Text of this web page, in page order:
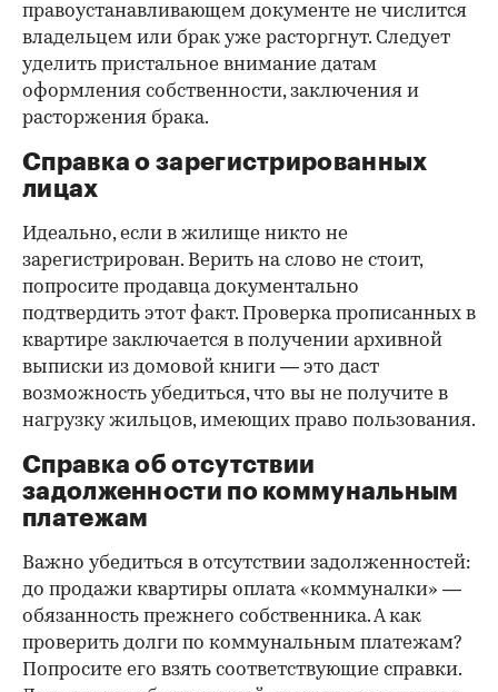
правоустанавливающем документе не числится
владельцем или брак уже расторгнут. Следует
уделить пристальное внимание датам
оформления собственности, заключения и
расторжения брака.
Справка о зарегистрированных
лицах
Идеально, если в жилище никто не
зарегистрирован. Верить на слово не стоит,
попросите продавца документально
подтвердить этот факт. Проверка прописанных в
квартире заключается в получении архивной
выписки из домовой книги — это даст
возможность убедиться, что вы не получите в
нагрузку жильцов, имеющих право пользования.
Справка об отсутствии
задолженности по коммунальным
платежам
Важно убедиться в отсутствии задолженностей:
до продажи квартиры оплата «коммуналки» —
обязанность прежнего собственника. А как
проверить долги по коммунальным платежам?
Попросите его взять соответствующие справки.